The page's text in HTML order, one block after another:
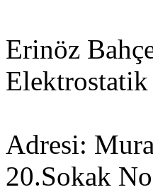
Erinöz
Adresi:
20.Sokak